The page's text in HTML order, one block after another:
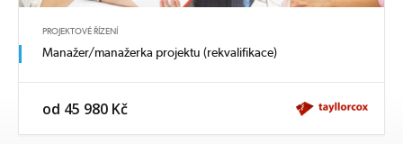
PROJEKTOVÉ ŘÍZENÍ
Manažer/manažerka projektu (rekvalifikace)
od 45 980 Kč